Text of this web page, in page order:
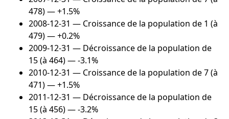
478) — +1.5%
2008-12-31 — Croissance de la population de 1 (à
479) — +0.2%
2009-12-31 — Décroissance de la population de
15 (à 464) — -3.1%
2010-12-31 — Croissance de la population de 7 (à
471) — +1.5%
2011-12-31 — Décroissance de la population de
15 (à 456) — -3.2%